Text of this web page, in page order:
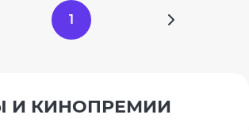
1
И КИНОПРЕМИИ